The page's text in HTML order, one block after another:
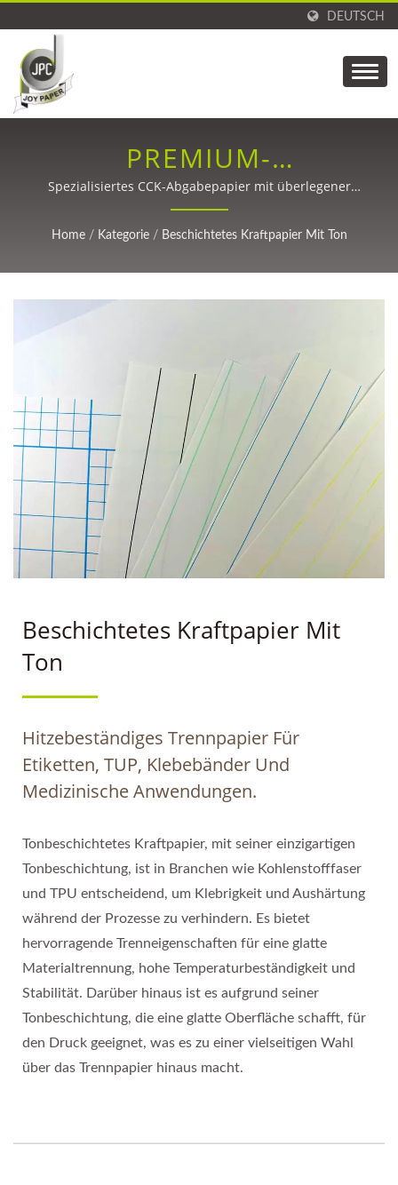
DEUTSCH
PREMIUM-
TONBESCHICHTETE
KRAFT-
ABGABELÖSUNGEN
Spezialisiertes CCK-Abgabepapier mit überlegener
Leistung für Kohlenstofffaser-, TPU-Verarbeitung und
Verpackungsanwendungen
Home / Kategorie / Beschichtetes Kraftpapier Mit Ton
Beschichtetes Kraftpapier Mit
Ton
Hitzebeständiges Trennpapier Für
Etiketten, TUP, Klebebänder Und
Medizinische Anwendungen.
Tonbeschichtetes Kraftpapier, mit seiner einzigartigen
Tonbeschichtung, ist in Branchen wie Kohlenstofffaser
und TPU entscheidend, um Klebrigkeit und Aushärtung
während der Prozesse zu verhindern. Es bietet
hervorragende Trenneigenschaften für eine glatte
Materialtrennung, hohe Temperaturbeständigkeit und
Stabilität. Darüber hinaus ist es aufgrund seiner
Tonbeschichtung, die eine glatte Oberfläche schafft, für
den Druck geeignet, was es zu einer vielseitigen Wahl
über das Trennpapier hinaus macht.